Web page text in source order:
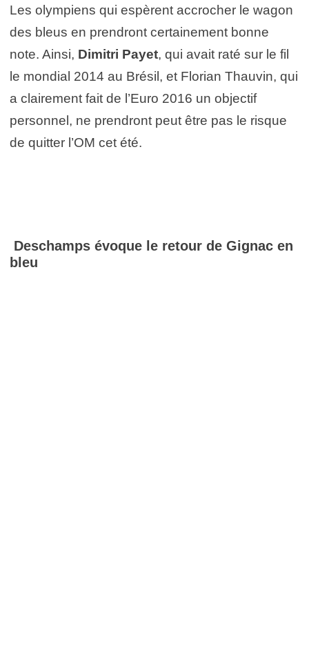
Les olympiens qui espèrent accrocher le wagon
des bleus en prendront certainement bonne
note. Ainsi, Dimitri Payet, qui avait raté sur le fil
le mondial 2014 au Brésil, et Florian Thauvin, qui
a clairement fait de l’Euro 2016 un objectif
personnel, ne prendront peut être pas le risque
de quitter l’OM cet été.
Deschamps évoque le retour de Gignac en
bleu